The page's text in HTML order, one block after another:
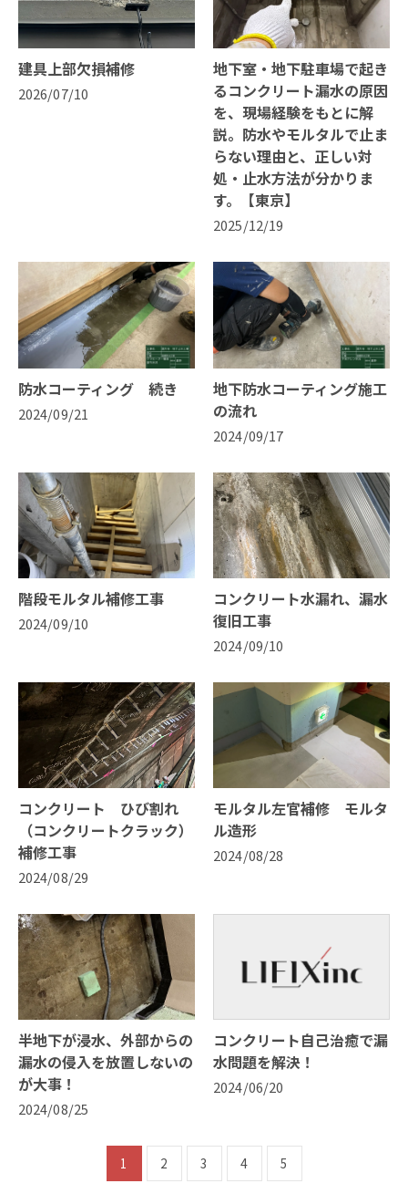
建具上部欠損補修
2026/07/10
地下室・地下駐車場で起き
るコンクリート漏水の原因
を、現場経験をもとに解
説。防水やモルタルで止ま
らない理由と、正しい対
処・止水方法が分かりま
す。【東京】
2025/12/19
防水コーティング 続き
2024/09/21
地下防水コーティング施工
の流れ
2024/09/17
階段モルタル補修工事
2024/09/10
コンクリート水漏れ、漏水
復旧工事
2024/09/10
コンクリート ひび割れ
（コンクリートクラック）
補修工事
2024/08/29
モルタル左官補修 モルタ
ル造形
2024/08/28
半地下が浸水、外部からの
漏水の侵入を放置しないの
が大事！
2024/08/25
コンクリート自己治癒で漏
水問題を解決！
2024/06/20
1 2 3 4 5